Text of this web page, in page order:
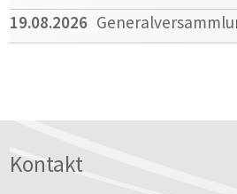
19.08.2026
Kontakt